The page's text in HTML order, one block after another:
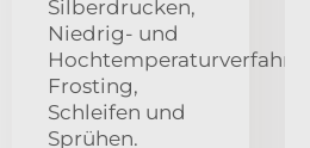
Silberdrucken,
Niedrig- und
Hochtemperaturverfahren,
Frosting,
Schleifen und
Sprühen.